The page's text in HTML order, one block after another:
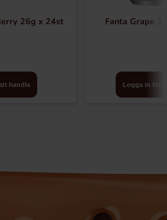
26g x 24st
handla
Fanta Grape
Logga in för